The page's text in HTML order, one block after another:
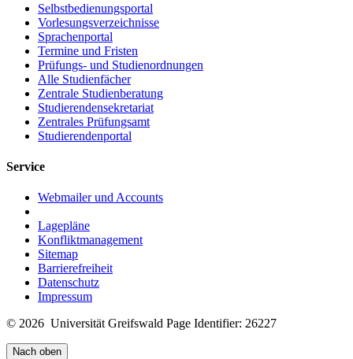
Selbstbedienungsportal
Vorlesungsverzeichnisse
Sprachenportal
Termine und Fristen
Prüfungs- und Studienordnungen
Alle Studienfächer
Zentrale Studienberatung
Studierendensekretariat
Zentrales Prüfungsamt
Studierendenportal
Service
Webmailer und Accounts
Lagepläne
Konfliktmanagement
Sitemap
Barrierefreiheit
Datenschutz
Impressum
© 2026 Universität Greifswald Page Identifier: 26227
Nach oben